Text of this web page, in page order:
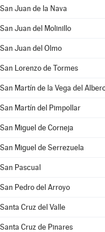
San Juan de la Nava
San Juan del Molinillo
San Juan del Olmo
San Lorenzo de Tormes
San Martín de la Vega del
San Martín del Pimpollar
San Miguel de Corneja
San Miguel de Serrezuela
San Pascual
San Pedro del Arroyo
Santa Cruz del Valle
Santa Cruz de Pinares